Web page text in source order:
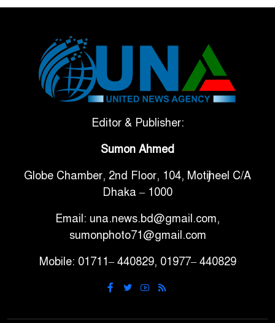
ভেনেজুয়েলার পর জাপানেও ৭.২
টানা ৩ ম্যাচে গোল ভিনির, ইতিহাস
বলছে বিশ্বকাপ জিতবে ব্রাজিল
সরকারি ৩শ কেজি বই বিক্রির
গাড়ি বিক্রির পর মালিকানা
পরিবর্তনে কঠোর নির্দেশনা
আ.লীগ ও বিএনপির বিরুদ্ধে
সমানভাবে লড়াই চালিয়ে যেতে
হবে: নাহিদ
ঢাবিতে মাথায় কাঁঠাল পড়ে মালির
Editor & Publisher:
Sumon Ahmed
Globe Chamber, 2nd Floor, 104, Motijheel C/A
Dhaka – 1000
Email: una.news.bd@gmail.com,
sumonphoto71@gmail.com
Mobile: 01711– 440829, 01977– 440829